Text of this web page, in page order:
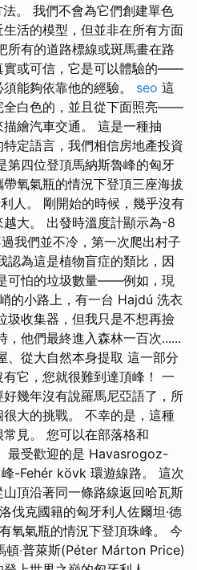
。 我們不會為它們創建單色
活的模型，但並非在所有方面
所有的道路標線或斑馬畫在路
實或可信，它是可以體驗的——
能夠依靠他的經驗。 seo 這
全白色的，並且從下面照亮——
繪汽車交通。 這是一種抽
定語言，我們相信房地產投資
第四位登頂馬納斯魯峰的匈牙
氧氣瓶的情況下登頂三座海拔
人。 剛開始的時候，幾乎沒有
大。 出發時溫度計顯示為-8
我們並不冷，第一次爬出村子
認為這是植物盲症的類比，因
可怕的垃圾數量——例如，現
的小路上，有一台 Hajdú 洗衣
收集器，但我只是不想再撿
，他們最終進入森林一百次......
、從大自然本身提取 這一部分
它，您就很難到達頂峰！ 一
幾年沒有說羅馬尼亞語了，所
大的挑戰。 不幸的是，這種
見。 您可以在部落格和
最受歡迎的是 Havasrogoz-
-Fehér kövk 環遊線路。 這次
頂沿著同一條路線返回哈瓦斯
伐克國籍的匈牙利人佐爾坦·德
氧氣瓶的情況下登頂珠峰。 今
頓‧普萊斯(Péter Márton Price)